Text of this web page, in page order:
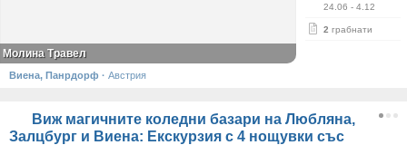
24.06 - 4.12
2 грабнати
Молина Травел
Виена, Панрдорф · Австрия
Виж магичните коледни базари на Любляна,
Залцбург и Виена: Екскурзия с 4 нощувки със